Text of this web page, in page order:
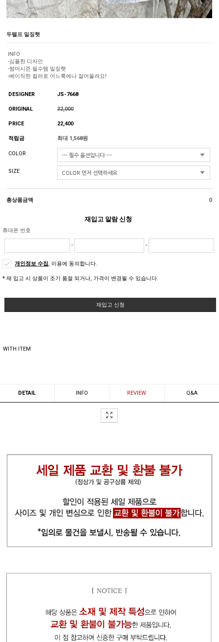
두텔프 밀짚햇
INFO
-심플한 디자인
-썸머시즌 필수템 밀짚햇
-베이직한 컬러로 어느룩에나 잘어울려요!
DESIGNER JS-7668
ORIGINAL 32,000
PRICE 22,400
적립금 최대 1,568원
COLOR
SIZE
총상품금액 0
재입고 알람 신청
휴대폰 번호
- -
개인정보 수집, 이용에 동의합니다.
* 재 입고 시 상품이 조기 품절 되거나, 가격이 변경될 수 있습니다.
재입고 신청
WITH ITEM
DETAIL INFO REVIEW Q&A